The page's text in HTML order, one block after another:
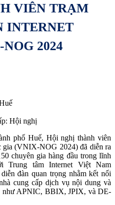
VIÊN TRẠM
INTERNET
2024
Hội nghị
phố Huế, Hội nghị thành viên
gia (VNIX-NOG 2024) đã diễn ra
chuyên gia hàng đầu trong lĩnh
tâm Internet Việt Nam
đàn quan trọng nhằm kết nối
cung cấp dịch vụ nội dung và
như APNIC, BBIX, JPIX, và DE-